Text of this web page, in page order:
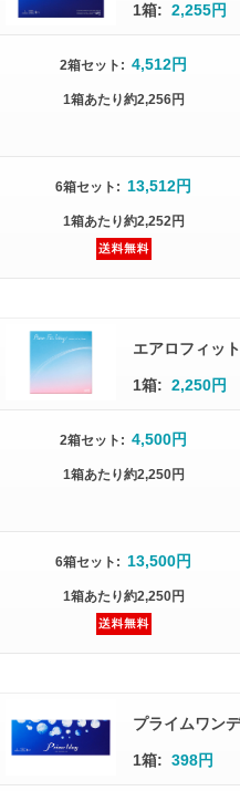
1箱: 2,255円
2箱セット : 4,512円
1箱あたり約2,256円
6箱セット : 13,512円
1箱あたり約2,252円
エアロフィッ
1箱: 2,250円
2箱セット : 4,500円
1箱あたり約2,250円
6箱セット : 13,500円
1箱あたり約2,250円
プライムワン
1箱: 398円